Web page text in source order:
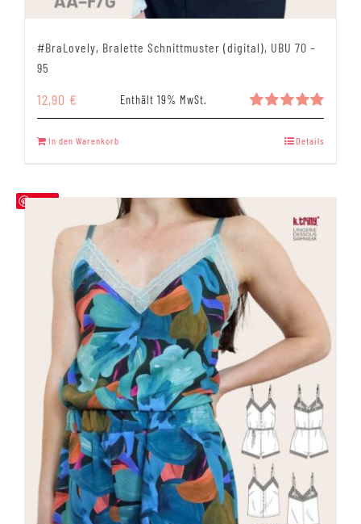
#BraLovely, Bralette Schnittmuster (digital), UBU 70 –
95
Bewertet
5.00
12,90 € Enthält 19% MwSt.
In den Warenkorb Details
Save